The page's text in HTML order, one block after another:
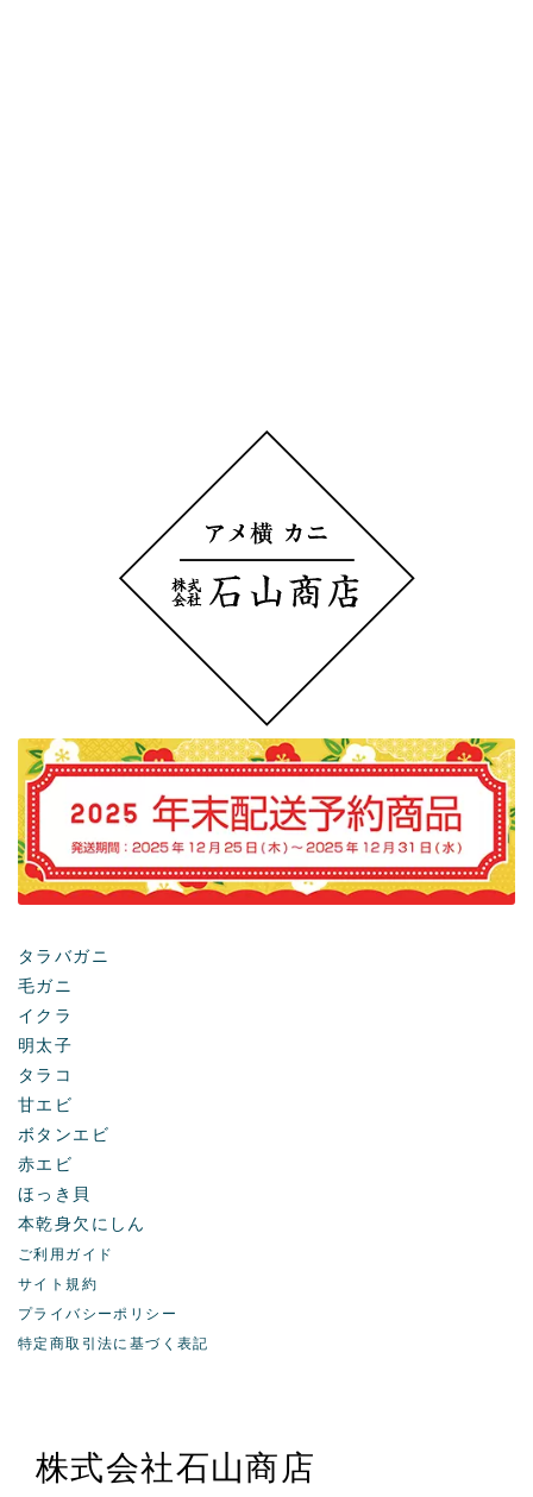
タラバガニ
毛ガニ
イクラ
明太子
タラコ
甘エビ
ボタンエビ
赤エビ
ほっき貝
本乾身欠にしん
ご利用ガイド
サイト規約
プライバシーポリシー
特定商取引法に基づく表記
株式会社石山商店